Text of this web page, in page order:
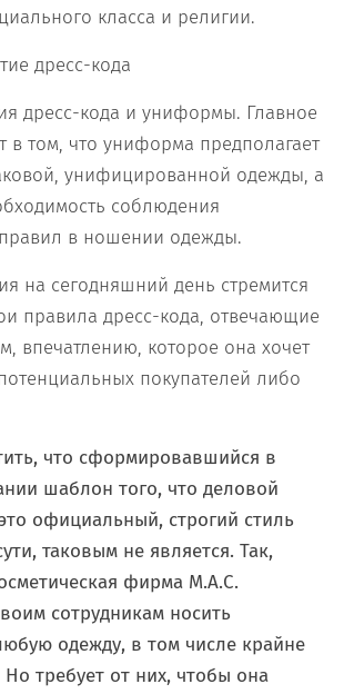
класса и религии.
дресс-кода и униформы. Главное
в том, что униформа предполагает
унифицированной одежды, а
соблюдения
в ношении одежды.
на сегодняшний день стремится
правила дресс-кода, отвечающие
впечатлению, которое она хочет
покупателей либо
что сформировавшийся в
шаблон того, что деловой
официальный, строгий стиль
таковым не является. Так,
фирма М.А.С.
сотрудникам носить
одежду, в том числе крайне
требует от них, чтобы она